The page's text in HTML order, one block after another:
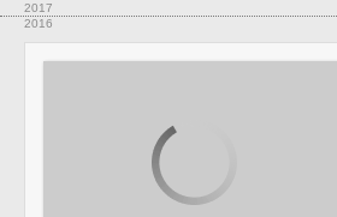
2017
2016